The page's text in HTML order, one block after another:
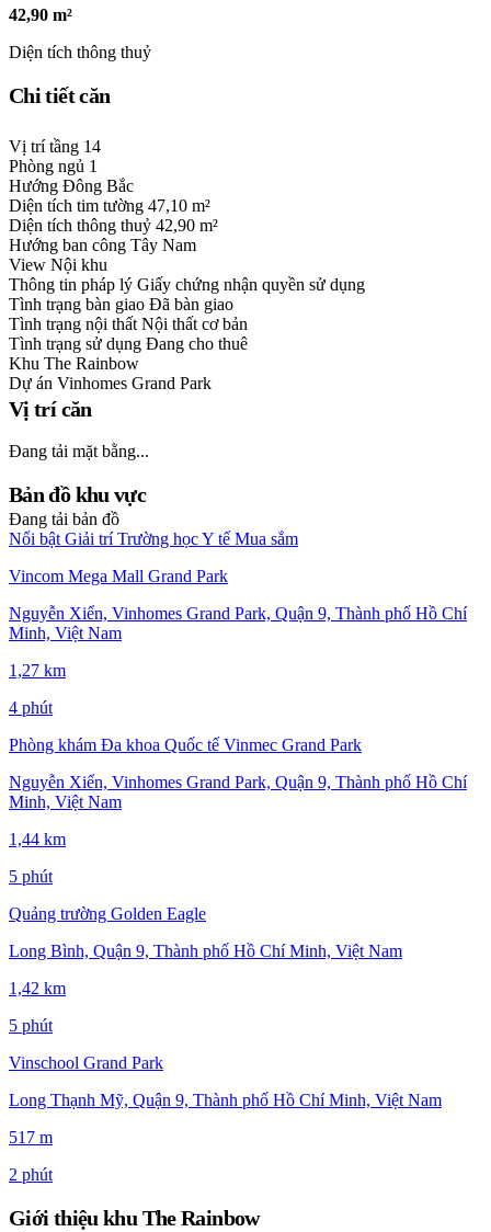
42,90 m²
Diện tích thông thuỷ
Chi tiết căn
Vị trí tầng 14
Phòng ngủ 1
Hướng Đông Bắc
Diện tích tim tường 47,10 m²
Diện tích thông thuỷ 42,90 m²
Hướng ban công Tây Nam
View Nội khu
Thông tin pháp lý Giấy chứng nhận quyền sử dụng
Tình trạng bàn giao Đã bàn giao
Tình trạng nội thất Nội thất cơ bản
Tình trạng sử dụng Đang cho thuê
Khu The Rainbow
Dự án Vinhomes Grand Park
Vị trí căn
Đang tải mặt bằng...
Bản đồ khu vực
Đang tải bản đồ
Nổi bật Giải trí Trường họcY tế Mua sắm
Vincom Mega Mall Grand Park
Nguyễn Xiển, Vinhomes Grand Park, Quận 9, Thành phố Hồ Chí
Minh, Việt Nam
1,27 km
4 phút
Phòng khám Đa khoa Quốc tế Vinmec Grand Park
Nguyễn Xiển, Vinhomes Grand Park, Quận 9, Thành phố Hồ Chí
Minh, Việt Nam
1,44 km
5 phút
Quảng trường Golden Eagle
Long Bình, Quận 9, Thành phố Hồ Chí Minh, Việt Nam
1,42 km
5 phút
Vinschool Grand Park
Long Thạnh Mỹ, Quận 9, Thành phố Hồ Chí Minh, Việt Nam
517 m
2 phút
Giới thiệu khu The Rainbow